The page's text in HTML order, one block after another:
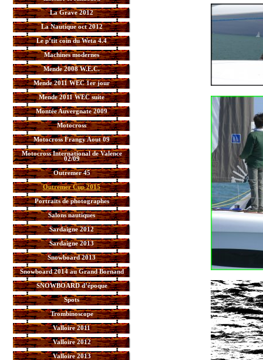
La Grave 2012
La Nautique oct 2012
Le p’tit coin du Weta 4.4
Machines modernes
Mende 2008 W.E.C.
Mende 2011 WEC 1er jour
Mende 2011 WEC suite
Montée Auvergnate 2009
Motocross
Motocross Frangy Aout 09
Motocross International de Valence
02/09
Outremer 45
Outremer Cup 2015
Portraits de photographes
Salons nautiques
Sardaigne 2012
Sardaigne 2013
Snowboard 2013
Snowboard 2014 au Grand Bornand
SNOWBOARD d’époque
Spots
Trombinoscope
Valloire 2011
Valloire 2012
Valloire 2013